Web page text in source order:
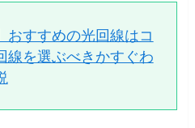
おすすめの光回線はコ
線を選ぶべきかすぐわ